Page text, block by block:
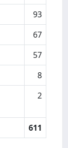
93
67
57
8
2
611